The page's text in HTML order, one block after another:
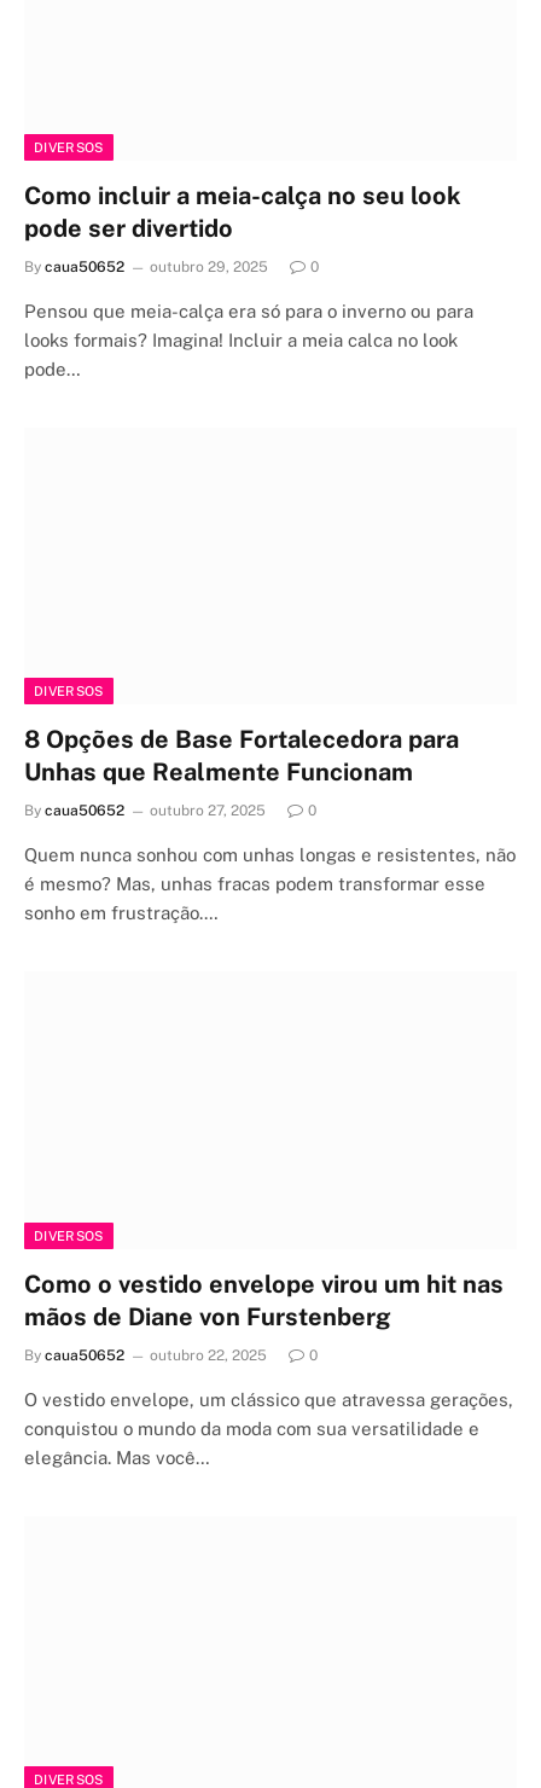
DIVERSOS
Como incluir a meia-calça no seu look
pode ser divertido
By caua50652 outubro 29, 2025 0
Pensou que meia-calça era só para o inverno ou para
looks formais? Imagina! Incluir a meia calca no look
pode…
DIVERSOS
8 Opções de Base Fortalecedora para
Unhas que Realmente Funcionam
By caua50652 outubro 27, 2025 0
Quem nunca sonhou com unhas longas e resistentes, não
é mesmo? Mas, unhas fracas podem transformar esse
sonho em frustração.…
DIVERSOS
Como o vestido envelope virou um hit nas
mãos de Diane von Furstenberg
By caua50652 outubro 22, 2025 0
O vestido envelope, um clássico que atravessa gerações,
conquistou o mundo da moda com sua versatilidade e
elegância. Mas você…
DIVERSOS